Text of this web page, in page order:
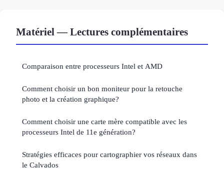
Matériel — Lectures complémentaires
Comparaison entre processeurs Intel et AMD
Comment choisir un bon moniteur pour la retouche
photo et la création graphique?
Comment choisir une carte mère compatible avec les
processeurs Intel de 11e génération?
Stratégies efficaces pour cartographier vos réseaux dans
le Calvados